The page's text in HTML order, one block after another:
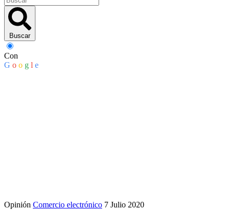
Buscar
Con
G o o g l e
Opinión Comercio electrónico 7 Julio 2020